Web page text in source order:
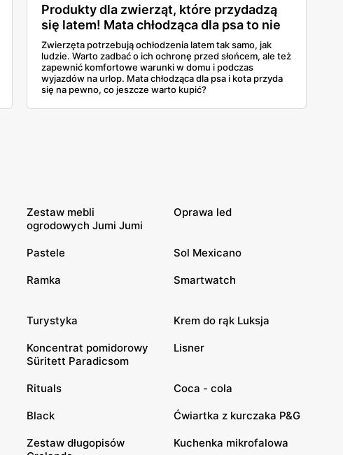
Produkty dla zwierząt, które przydadzą
się latem! Mata chłodząca dla psa to nie
wszystko!
Zwierzęta potrzebują ochłodzenia latem tak samo, jak
ludzie. Warto zadbać o ich ochronę przed słońcem, ale też
zapewnić komfortowe warunki w domu i podczas
wyjazdów na urlop. Mata chłodząca dla psa i kota przyda
się na pewno, co jeszcze warto kupić?
Zestaw mebli
ogrodowych Jumi Jumi
Oprawa led
Pastele Sol Mexicano
Ramka Smartwatch
Turystyka Krem do rąk Luksja
Koncentrat pomidorowy
Süritett Paradicsom
Lisner
Rituals Coca - cola
Black Ćwiartka z kurczaka P&G
Zestaw długopisów
Kuchenka mikrofalowa